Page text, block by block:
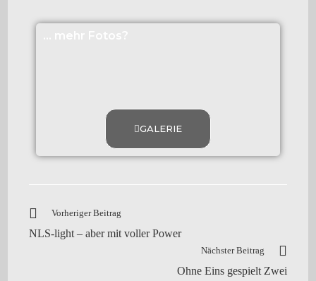
GALERIE
Vorheriger Beitrag
NLS-light – aber mit voller Power
Nächster Beitrag
Ohne Eins gespielt Zwei